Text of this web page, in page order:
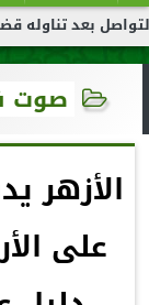
تناوله قضية سجين
صوت
الأزهر
على